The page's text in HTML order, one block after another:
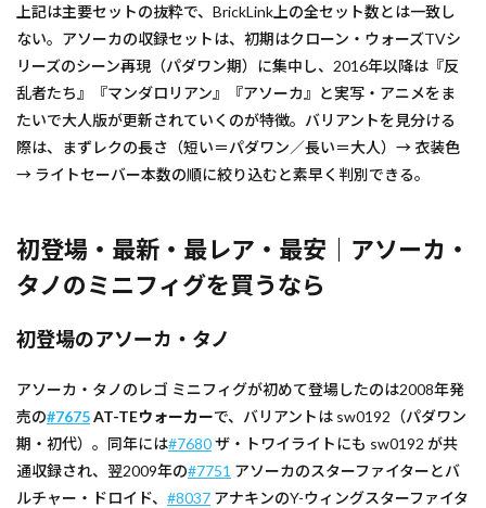
上記は主要セットの抜粋で、BrickLink上の全セット数とは一致し
ない。アソーカの収録セットは、初期はクローン・ウォーズTVシ
リーズのシーン再現（パダワン期）に集中し、2016年以降は『反
乱者たち』『マンダロリアン』『アソーカ』と実写・アニメをま
たいで大人版が更新されていくのが特徴。バリアントを見分ける
際は、まずレクの長さ（短い＝パダワン／長い＝大人）→ 衣装色
→ ライトセーバー本数の順に絞り込むと素早く判別できる。
初登場・最新・最レア・最安｜アソーカ・
タノのミニフィグを買うなら
初登場のアソーカ・タノ
アソーカ・タノのレゴ ミニフィグが初めて登場したのは2008年発
売の#7675AT-TEウォーカーで、バリアントは sw0192（パダワン
期・初代）。同年には#7680ザ・トワイライトにも sw0192 が共
通収録され、翌2009年の#7751 アソーカのスターファイターとバ
ルチャー・ドロイド、 #8037 アナキンのY-ウィングスターファイタ